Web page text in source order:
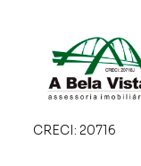
CRECI: 20716